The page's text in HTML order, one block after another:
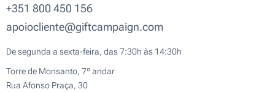
+351 800 450 156
apoiocliente@giftcampaign.com
De segunda a sexta-feira, das 7:30h às 14:30h
Torre de Monsanto, 7º andar
Rua Afonso Praça, 30